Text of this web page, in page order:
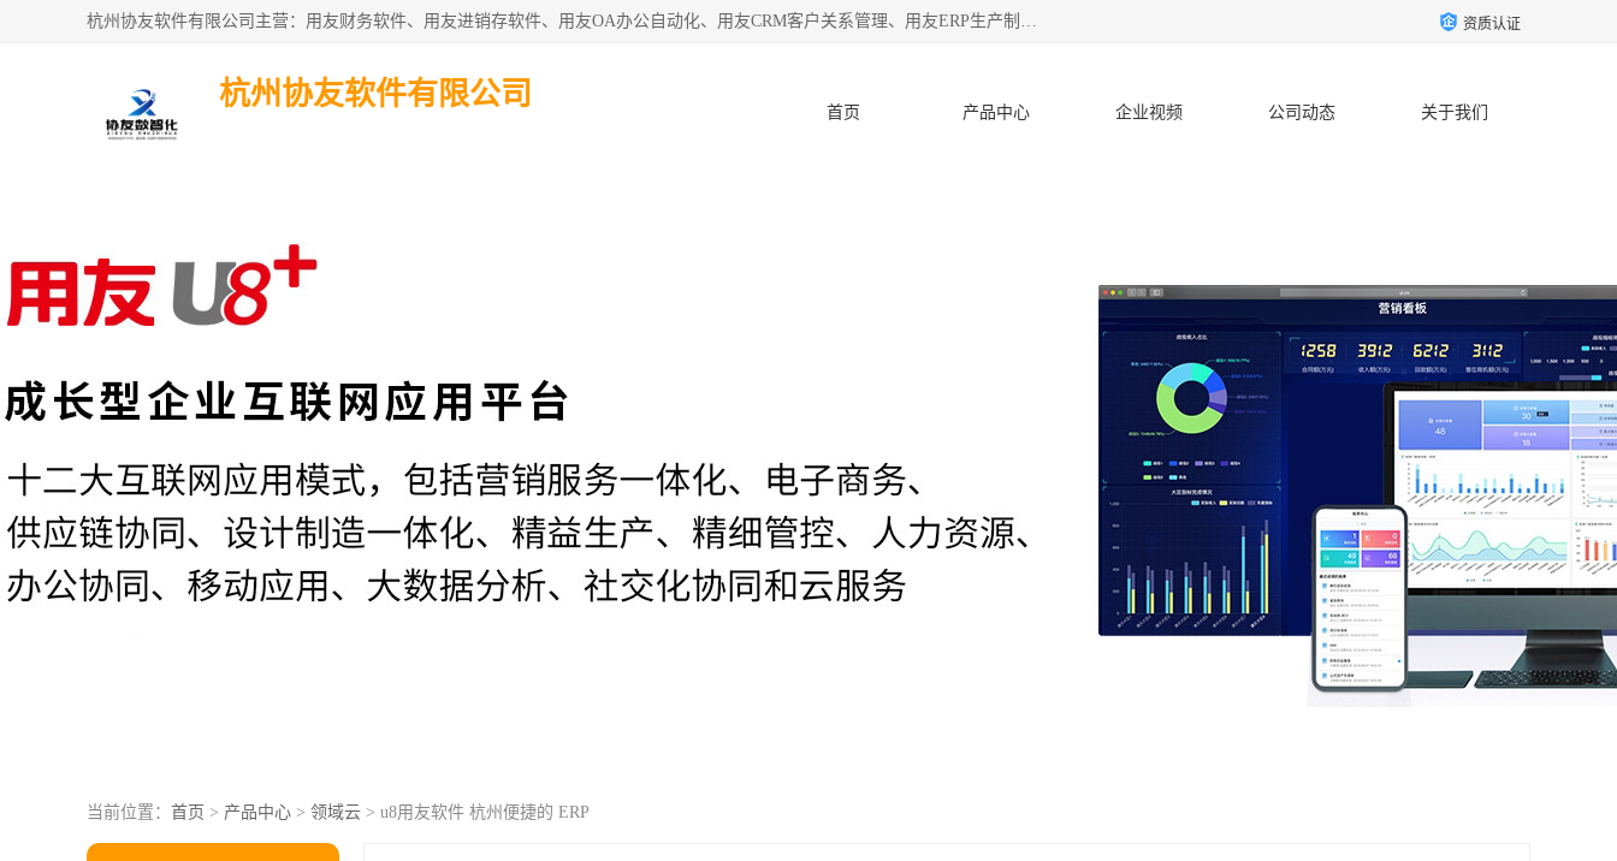
杭州协友软件有限公司主营：用友财务软件、用友进销存软件、用友OA办公自动化、用友CRM客户关系管理、用友ERP生产制造管理等;是一家用友管理软件咨询服务商。自创立至今，一直致力于为客户提供顾问式ERP管理解决方案务，为企业提供了财务管理、供应链和物流管理、生产制造管理、管理、知识与协同管理、客户关系管理等信息化建设领域的应用。 资质认证
杭州协友软件有限公司
首页 产品中心 企业视频 公司动态 关于我们
当前位置： 首页 > 产品中心 > 领域云 > u8用友软件 杭州便捷的 ERP